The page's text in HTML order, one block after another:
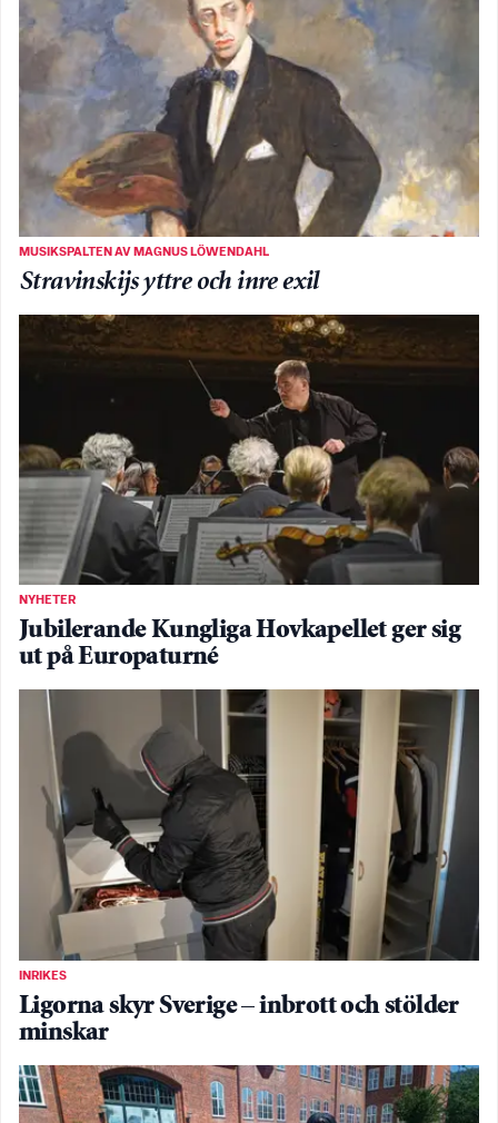
MUSIKSPALTEN AV MAGNUS LÖWENDAHL
Stravinskijs yttre och inre exil
NYHETER
Jubilerande Kungliga Hovkapellet ger sig
ut på Europaturné
INRIKES
Ligorna skyr Sverige – inbrott och stölder
minskar